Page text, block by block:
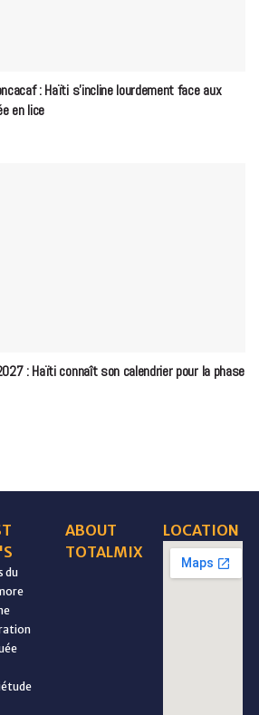
: Haïti s’incline lourdement face aux
en lice
: Haïti connaît son calendrier pour la phase
du
ABOUT
TOTALMIX
LOCATION